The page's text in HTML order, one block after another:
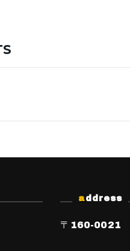
address
〒160-0021